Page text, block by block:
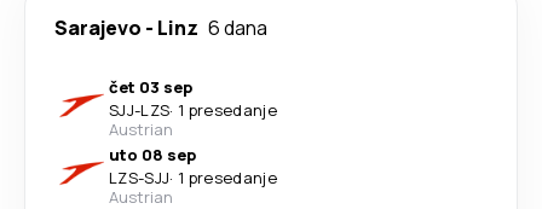
Sarajevo - Linz 6 dana
čet 03 sep
SJJ-LZS· 1 presedanje
Austrian
uto 08 sep
LZS-SJJ· 1 presedanje
Austrian